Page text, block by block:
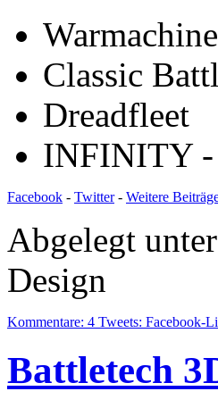
Classic
Dreadfleet
INFINITY -
Facebook - Twitter- Weitere
Abgelegt
Design
Kommentare: 4 Tweets: Facebook-
Battletech